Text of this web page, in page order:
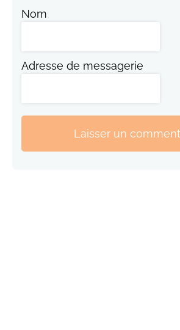
Nom
Adresse de messagerie
Laisser un